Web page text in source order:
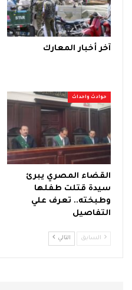
آخر أخبار المعارك
حوادث واحداث
القضاء المصري يبرئ
سيدة قتلت طفلها
وطبخته.. تعرف علي
التفاصيل
السابق التالي